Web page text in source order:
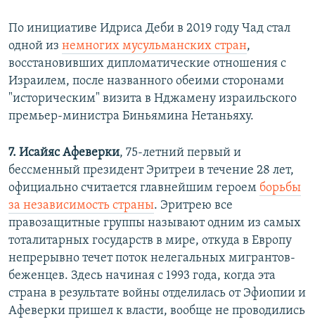
По инициативе Идриса Деби в 2019 году Чад стал
одной из немногих мусульманских стран,
восстановивших дипломатические отношения с
Израилем, после названного обеими сторонами
"историческим" визита в Нджамену израильского
премьер-министра Биньямина Нетаньяху.
7. Исайяс Афеверки, 75-летний первый и
бессменный президент Эритреи в течение 28 лет,
официально считается главнейшим героем борьбы
за независимость страны. Эритрею все
правозащитные группы называют одним из самых
тоталитарных государств в мире, откуда в Европу
непрерывно течет поток нелегальных мигрантов-
беженцев. Здесь начиная с 1993 года, когда эта
страна в результате войны отделилась от Эфиопии и
Афеверки пришел к власти, вообще не проводились